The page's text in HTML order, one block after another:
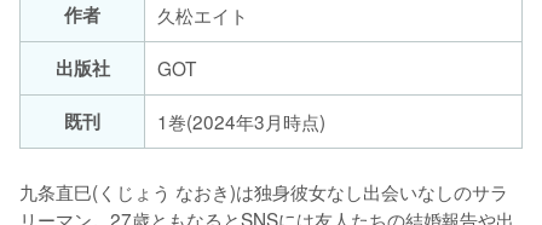
作者
久松エイト
出版社
GOT
既刊
1巻(2024年3月時点)
九条直巳(くじょう なおき)は独身彼女なし出会いなしのサラ
リーマン。27歳ともなるとSNSには友人たちの結婚報告や出